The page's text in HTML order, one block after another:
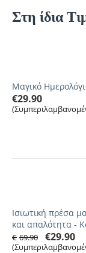
Στη ίδια
Μαγικό
€29.90
Ισιωτική πρέσα
και απαλότητα -
€ 69.90 €29.90